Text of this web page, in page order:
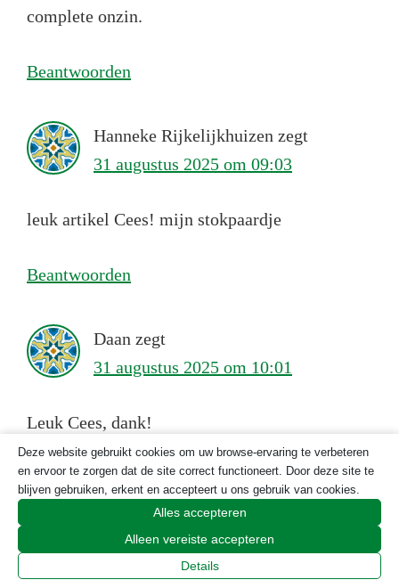
complete onzin.
Beantwoorden
Hanneke Rijkelijkhuizen zegt
31 augustus 2025 om 09:03
leuk artikel Cees! mijn stokpaardje
Beantwoorden
Daan zegt
31 augustus 2025 om 10:01
Leuk Cees, dank!
Beantwoorden
Jean-Marie zegt
31 augustus 2025 om 12:07
Deze website gebruikt cookies om uw browse-ervaring te verbeteren
en ervoor te zorgen dat de site correct functioneert. Door deze site te
blijven gebruiken, erkent en accepteert u ons gebruik van cookies.
Alles accepteren
Alleen vereiste accepteren
Details